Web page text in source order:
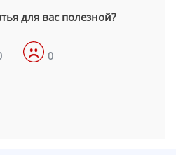
для вас полезной?
0